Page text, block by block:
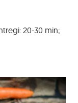
20-30 min;